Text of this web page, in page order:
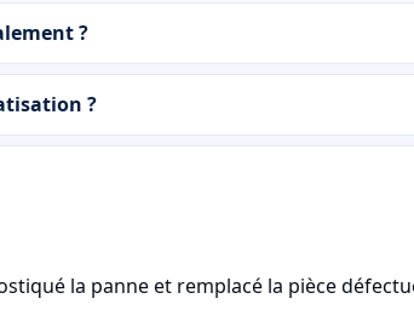
?
?
la panne et remplacé la pièce